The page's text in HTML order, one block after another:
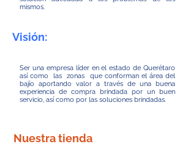
mismos.
Visión:
Ser una empresa líder en el estado de Querétaro
así como las zonas que conforman el área del
bajío aportando valor a través de una buena
experiencia de compra brindada por un buen
servicio, así como por las soluciones brindadas.
Nuestra tienda